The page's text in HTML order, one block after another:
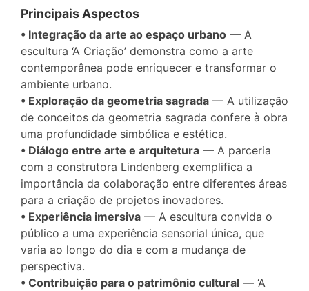
Principais Aspectos
• Integração da arte ao espaço urbano — A
escultura ‘A Criação’ demonstra como a arte
contemporânea pode enriquecer e transformar o
ambiente urbano.
• Exploração da geometria sagrada — A utilização
de conceitos da geometria sagrada confere à obra
uma profundidade simbólica e estética.
• Diálogo entre arte e arquitetura — A parceria
com a construtora Lindenberg exemplifica a
importância da colaboração entre diferentes áreas
para a criação de projetos inovadores.
• Experiência imersiva — A escultura convida o
público a uma experiência sensorial única, que
varia ao longo do dia e com a mudança de
perspectiva.
• Contribuição para o patrimônio cultural — ‘A